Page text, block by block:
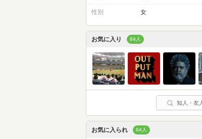
性別 女
お気に入り 84人
知人・友
お気に入られ 84人